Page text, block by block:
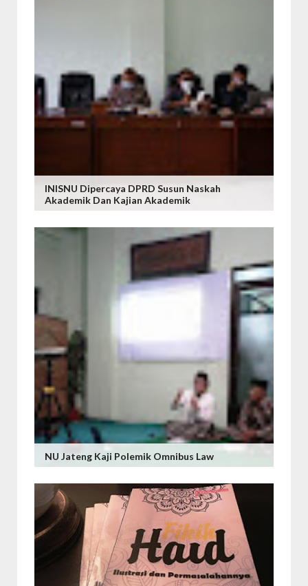
INISNU Dipercaya DPRD Susun Naskah
Akademik Dan Kajian Akademik
NU Jateng Kaji Polemik Omnibus Law